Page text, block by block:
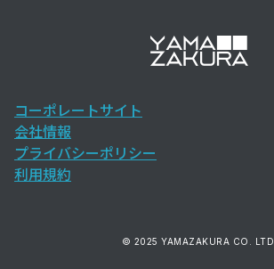
コーポレートサイト
会社情報
プライバシーポリシー
利用規約
© 2025 YAMAZAKURA CO. LTD.